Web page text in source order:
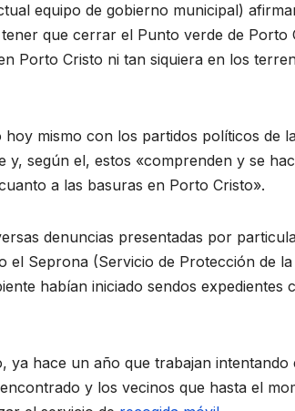
equipo de gobierno municipal)
que cerrar el Punto verde de Porto
Porto Cristo ni tan siquiera en los
mismo con los partidos políticos de
y, según el, estos «comprenden y se
a las basuras en Porto Cristo».
denuncias presentadas por
el Seprona (Servicio de Protección de
habían iniciado sendos
ya hace un año que trabajan
y los vecinos que hasta el